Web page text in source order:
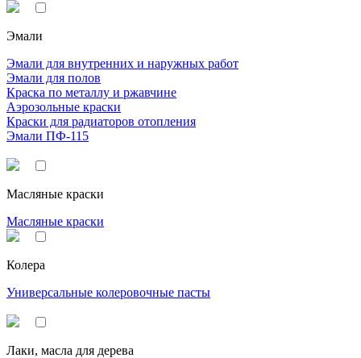
Эмали
Эмали для внутренних и наружных работ
Эмали для полов
Краска по металлу и ржавчине
Аэрозольные краски
Краски для радиаторов отопления
Эмали ПФ-115
Масляные краски
Масляные краски
Колера
Универсальные колеровочные пасты
Лаки, масла для дерева